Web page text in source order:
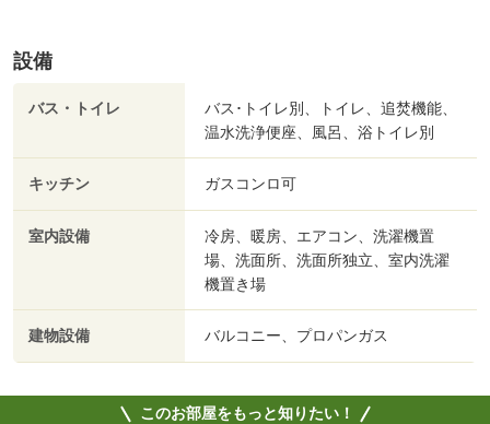
設備
バス・トイレ
バス･トイレ別、トイレ、追焚機能、
温水洗浄便座、風呂、浴トイレ別
キッチン ガスコンロ可
室内設備
冷房、暖房、エアコン、洗濯機置
場、洗面所、洗面所独立、室内洗濯
機置き場
建物設備 バルコニー、プロパンガス
このお部屋をもっと知りたい！